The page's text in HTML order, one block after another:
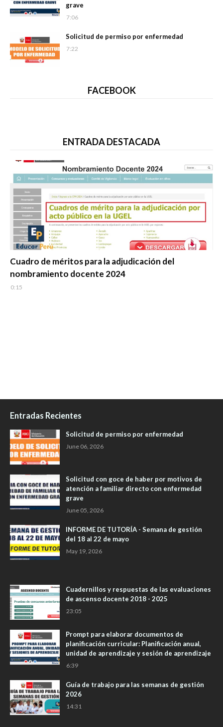
grave
7:06
Solicitud de permiso por enfermedad
7:22
FACEBOOK
ENTRADA DESTACADA
Cuadro de méritos para la adjudicación del
nombramiento docente 2024
0:15
Entradas Recientes
Solicitud de permiso por enfermedad
June 06, 2026
Solicitud con goce de haber por motivos de
atención a familiar directo con enfermedad
grave
June 05, 2026
INFORME DE TUTORÍA - Semana de gestión
del 18 al 22 de mayo
May 19, 2026
Cuadernillos y respuestas de las evaluaciones
de ascenso docente 2018 - 2025
23:05
Prompt para elaborar documentos de
planificación curricular: Planificación anual,
unidad de aprendizaje y sesión de aprendizaje
6:39
Guía de trabajo para las semanas de gestión
2026
14:31